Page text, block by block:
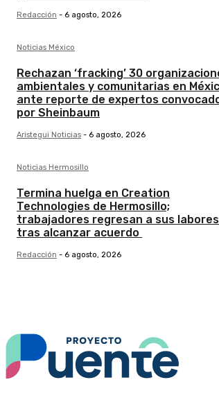
Redacción - 6 agosto, 2026
Noticias México
Rechazan ‘fracking’ 30
ambientales y comunitarias en
ante reporte de expertos
por Sheinbaum
Aristegui Noticias - 6 agosto, 2026
Noticias Hermosillo
Termina huelga en Creation
Technologies de Hermosillo;
trabajadores regresan a sus labores
tras alcanzar acuerdo
Redacción - 6 agosto, 2026